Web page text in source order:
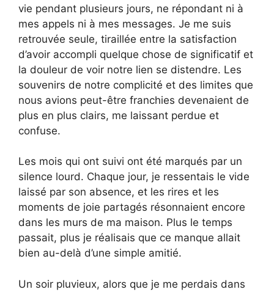
vie pendant plusieurs jours, ne répondant ni à
mes appels ni à mes messages. Je me suis
retrouvée seule, tiraillée entre la satisfaction
d’avoir accompli quelque chose de significatif et
la douleur de voir notre lien se distendre. Les
souvenirs de notre complicité et des limites que
nous avions peut-être franchies devenaient de
plus en plus clairs, me laissant perdue et
confuse.
Les mois qui ont suivi ont été marqués par un
silence lourd. Chaque jour, je ressentais le vide
laissé par son absence, et les rires et les
moments de joie partagés résonnaient encore
dans les murs de ma maison. Plus le temps
passait, plus je réalisais que ce manque allait
bien au-delà d’une simple amitié.
Un soir pluvieux, alors que je me perdais dans